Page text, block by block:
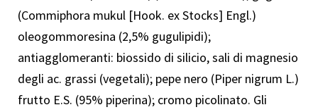
(Commiphora mukul [Hook. ex Stocks] Engl.)
oleogommoresina (2,5% gugulipidi);
antiagglomeranti: biossido di silicio, sali di magnesio
degli ac. grassi (vegetali); pepe nero (Piper nigrum L.)
frutto E.S. (95% piperina); cromo picolinato. Gli